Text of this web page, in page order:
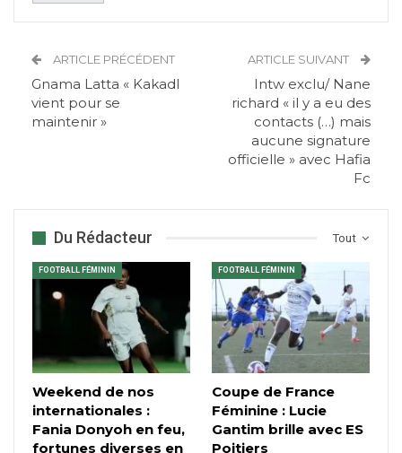
ARTICLE PRÉCÉDENT
Gnama Latta « Kakadl
vient pour se
maintenir »
ARTICLE SUIVANT
Intw exclu/ Nane
richard « il y a eu des
contacts (…) mais
aucune signature
officielle » avec Hafia
Fc
Tout
Du Rédacteur
FOOTBALL FÉMININ
Weekend de nos
internationales :
Fania Donyoh en feu,
fortunes diverses en
FOOTBALL FÉMININ
Coupe de France
Féminine : Lucie
Gantim brille avec ES
Poitiers